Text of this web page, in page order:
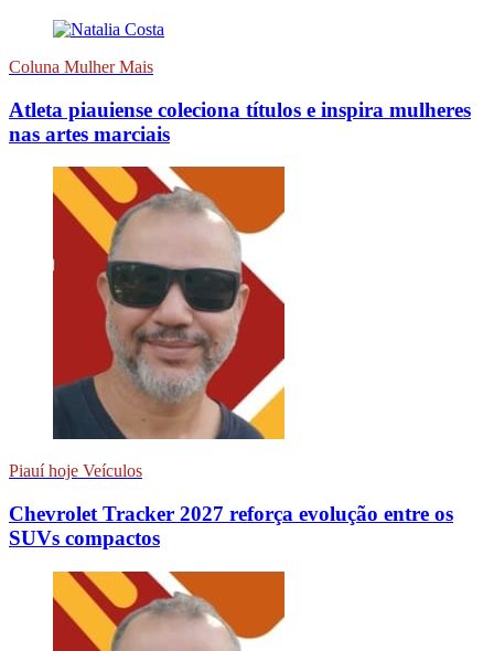
Coluna Mulher Mais
Atleta piauiense coleciona títulos e inspira mulheres
nas artes marciais
Piauí hoje Veículos
Chevrolet Tracker 2027 reforça evolução entre os
SUVs compactos